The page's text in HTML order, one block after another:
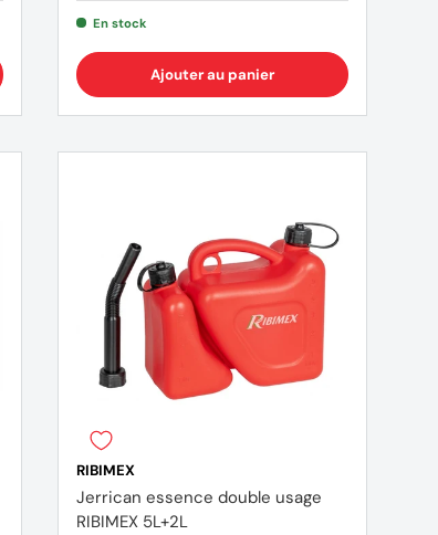
En stock
Ajouter au panier
RIBIMEX
Jerrican essence double usage
RIBIMEX 5L+2L